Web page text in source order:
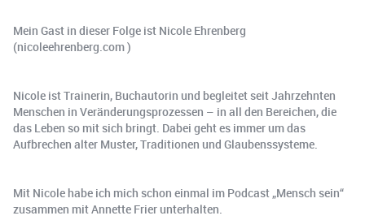
Mein Gast in dieser Folge ist Nicole Ehrenberg
(nicoleehrenberg.com )
Nicole ist Trainerin, Buchautorin und begleitet seit Jahrzehnten
Menschen in Veränderungsprozessen – in all den Bereichen, die
das Leben so mit sich bringt. Dabei geht es immer um das
Aufbrechen alter Muster, Traditionen und Glaubenssysteme.
Mit Nicole habe ich mich schon einmal im Podcast „Mensch sein“
zusammen mit Annette Frier unterhalten.